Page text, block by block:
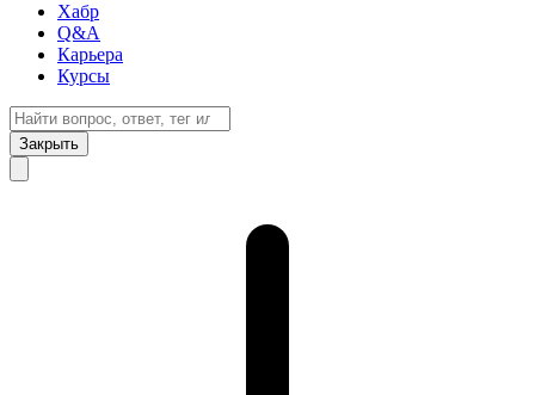
Хабр
Q&A
Карьера
Курсы
Закрыть